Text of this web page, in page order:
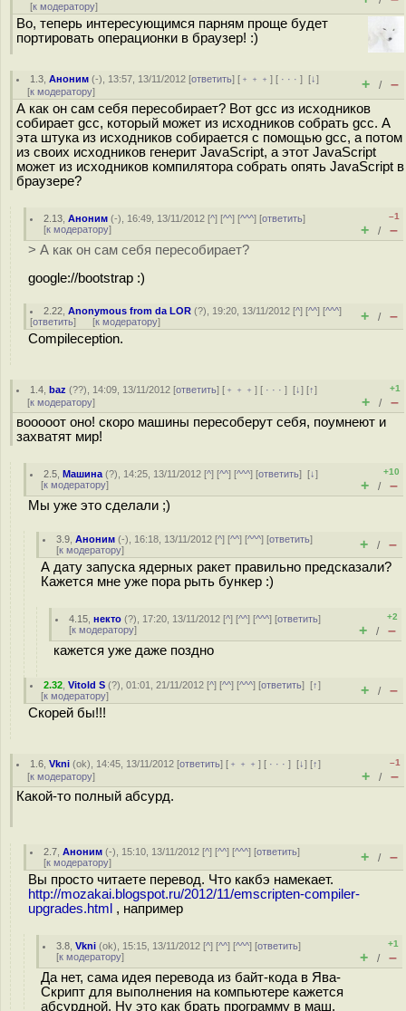
[к модератору]
Во, теперь интересующимся парням проще будет
портировать операционки в браузер! :)
1.3 ,Аноним (-), 13:57, 13/11/2012 [ответить] [ ﹢﹢﹢] [ · · ·][↓]
[к модератору] + / –
А как он сам себя пересобирает? Вот gcc из исходников
собирает gcc, который может из исходников собрать gcc. А
эта штука из исходников собирается с помощью gcc, а потом
из своих исходников генерит JavaScript, а этот JavaScript
может из исходников компилятора собрать опять JavaScript в
браузере?
2.13 ,Аноним (-), 16:49, 13/11/2012 [^] [^^] [^^^] [ответить]
[к модератору]
–1
+ / –
> А как он сам себя пересобирает?
google://bootstrap :)
2.22 ,Anonymous from da LOR (?), 19:20, 13/11/2012 [^] [^^] [^^^]
[ответить] [к модератору] + / –
Compileception.
1.4 ,baz (??), 14:09, 13/11/2012 [ответить] [ ﹢﹢﹢] [ · · ·][↓] [↑]
[к модератору]
+1
+ / –
вооооот оно! скоро машины пересоберут себя, поумнеют и
захватят мир!
2.5 ,Машина (?), 14:25, 13/11/2012 [^] [^^] [^^^] [ответить][↓]
[к модератору]
+10
+ / –
Мы уже это сделали ;)
3.9 ,Аноним (-), 16:18, 13/11/2012 [^] [^^] [^^^] [ответить]
[к модератору] + / –
А дату запуска ядерных ракет правильно предсказали?
Кажется мне уже пора рыть бункер :)
4.15 ,некто (?), 17:20, 13/11/2012 [^] [^^] [^^^] [ответить]
[к модератору]
+2
+ / –
кажется уже даже поздно
2.32 ,Vitold S (?), 01:01, 21/11/2012 [^] [^^] [^^^] [ответить][↑]
[к модератору] + / –
Скорей бы!!!
1.6 ,Vkni (ok), 14:45, 13/11/2012 [ответить] [ ﹢﹢﹢] [ · · ·][↓] [↑]
[к модератору]
–1
+ / –
Какой-то полный абсурд.
2.7 ,Аноним (-), 15:10, 13/11/2012 [^] [^^] [^^^] [ответить]
[к модератору] + / –
Вы просто читаете перевод. Что какбэ намекает.
http://mozakai.blogspot.ru/2012/11/emscripten-compiler-
upgrades.html , например
3.8 ,Vkni (ok), 15:15, 13/11/2012 [^] [^^] [^^^] [ответить]
[к модератору]
+1
+ / –
Да нет, сама идея перевода из байт-кода в Ява-
Скрипт для выполнения на компьютере кажется
абсурдной. Ну это как брать программу в маш.